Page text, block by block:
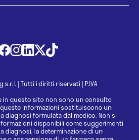
s.r.l. | Tutti i diritti riservati | P.IVA
in questo sito non sono un consulto
informazioni sostituiscono un
diagnosi formulata dal medico. Non si
disponibili come suggerimenti
diagnosi, la determinazione di un